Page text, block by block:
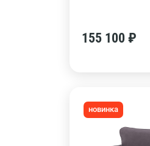
155 100 ₽
новинка